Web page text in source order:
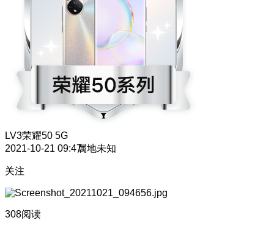
LV3荣耀50 5G
2021-10-21 09:47属地未知
关注
308阅读